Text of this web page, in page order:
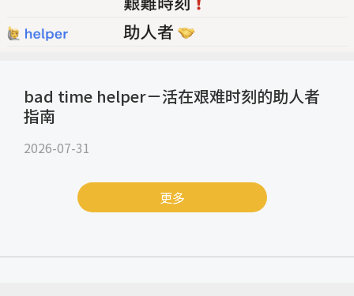
bad time helper－活在艰难时刻的助人者
指南
2026-07-31
更多